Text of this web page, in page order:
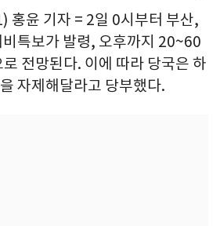
홍윤 기자 = 2일 0시부터 부산,
특보가 발령, 오후까지 20~60
전망된다. 이에 따라 당국은 하
자제해달라고 당부했다.